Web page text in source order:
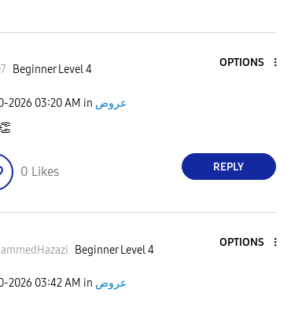
Beginner Level 4
OPTIONS
2026 03:20 AM in عروض
👏
0 Likes REPLY
Beginner Level 4
OPTIONS
2026 03:42 AM in عروض